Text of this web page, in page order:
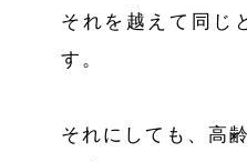
それを越えて同じ
す。
それにしても、高